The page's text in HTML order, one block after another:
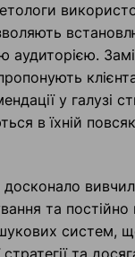
аудиторією.
у галузі
в їхній
та постійно
систем,